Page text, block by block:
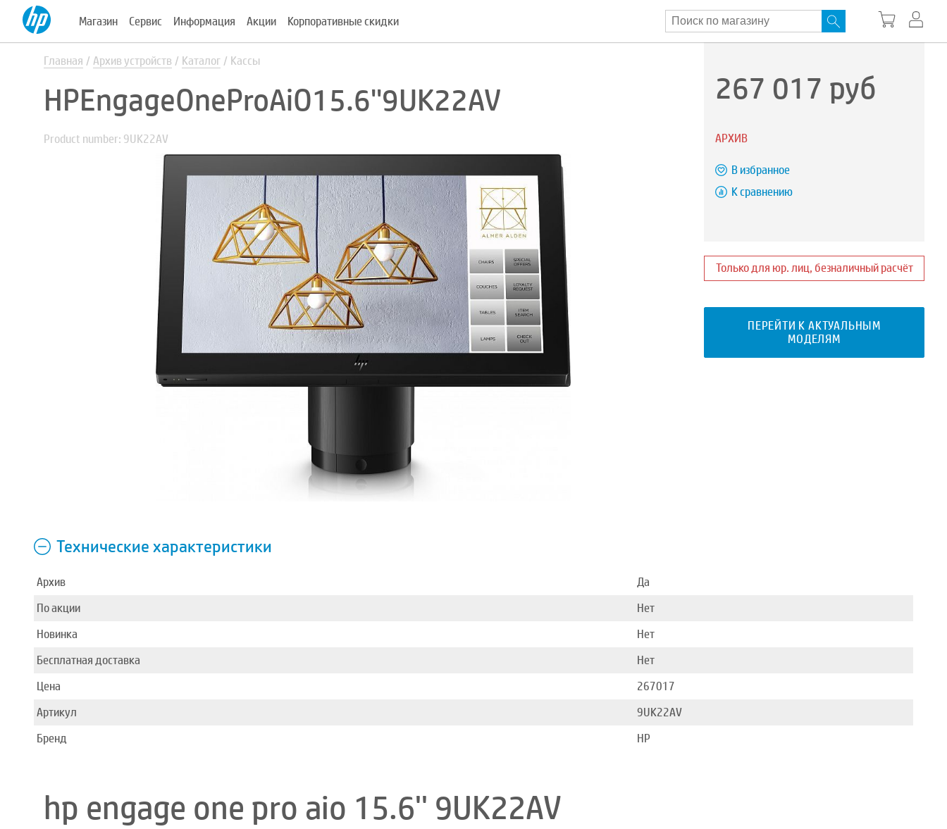
Магазин Сервис Информация Акции Корпоративные скидки
Главная Архив устройств Каталог Кассы
HPEngageOneProAiO15.6''9UK22AV
Product number: 9UK22AV
267 017 руб
АРХИВ
В избранное
К сравнению
Только для юр. лиц, безналичный расчёт
ПЕРЕЙТИ К АКТУАЛЬНЫМ
МОДЕЛЯМ
Технические характеристики
Архив
Да
По акции
Нет
Новинка
Нет
Бесплатная доставка
Нет
Цена
267017
Артикул
9UK22AV
Бренд
HP
hp engage one pro aio 15.6'' 9UK22AV